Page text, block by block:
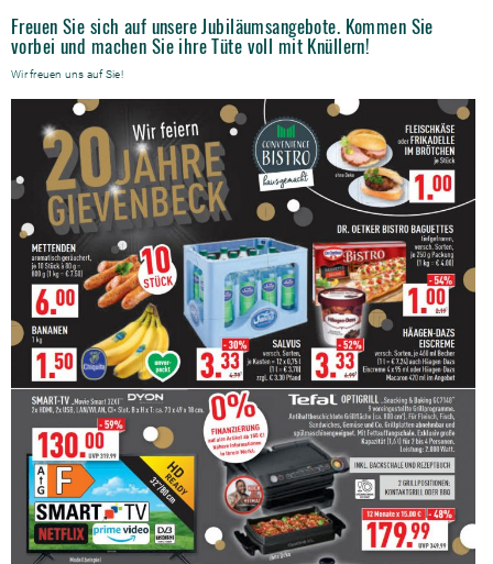
Freuen Sie sich auf unsere Jubiläumsangebote. Kommen Sie
vorbei und machen Sie ihre Tüte voll mit Knüllern!
Wir freuen uns auf Sie!